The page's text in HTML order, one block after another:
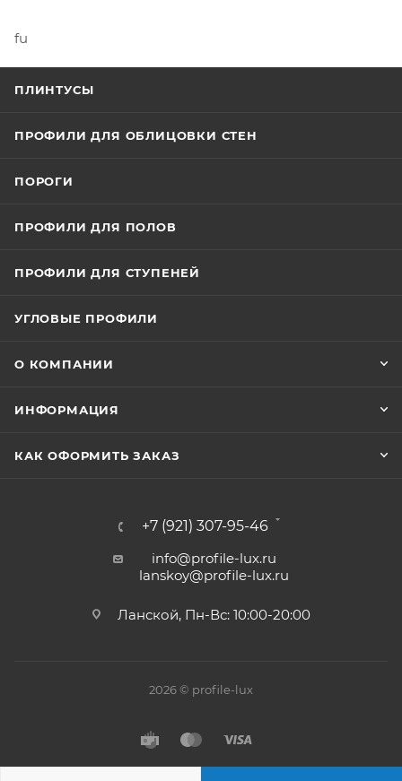
fu
ПЛИНТУСЫ
ПРОФИЛИ ДЛЯ ОБЛИЦОВКИ СТЕН
ПОРОГИ
ПРОФИЛИ ДЛЯ ПОЛОВ
ПРОФИЛИ ДЛЯ СТУПЕНЕЙ
УГЛОВЫЕ ПРОФИЛИ
О КОМПАНИИ
ИНФОРМАЦИЯ
КАК ОФОРМИТЬ ЗАКАЗ
+7 (921) 307-95-46
info@profile-lux.ru
lanskoy@profile-lux.ru
Ланской, Пн-Вс: 10:00-20:00
2026 © profile-lux